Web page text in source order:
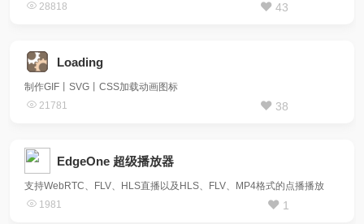
28818
43
Loading
制作GIF丨SVG丨CSS加载动画图标
21781
38
EdgeOne 超级播放器
支持WebRTC、FLV、HLS直播以及HLS、FLV、MP4格式的点播播放
1981
1